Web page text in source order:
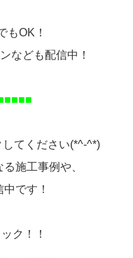
もOK！
なども配信中！
てください(*^-^*)
施工事例や、
です！
ク！！